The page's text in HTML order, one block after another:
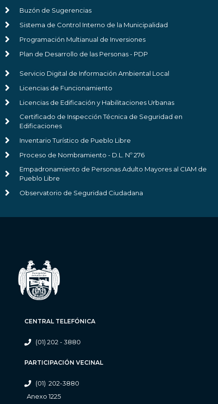
Buzón de Sugerencias
Sistema de Control Interno de la Municipalidad
Programación Multianual de Inversiones
Plan de Desarrollo de las Personas - PDP
Servicio Digital de Información Ambiental Local
Licencias de Funcionamiento
Licencias de Edificación y Habilitaciones Urbanas
Certificado de Inspección Técnica de Seguridad en
Edificaciones
Inventario Turístico de Pueblo Libre
Proceso de Nombramiento - D.L. Nº 276
Empadronamiento de Personas Adulto Mayores al CIAM de
Pueblo Libre
Observatorio de Seguridad Ciudadana
CENTRAL TELEFÓNICA
(01) 202 - 3880
PARTICIPACIÓN VECINAL
(01) 202-3880
Anexo 1225